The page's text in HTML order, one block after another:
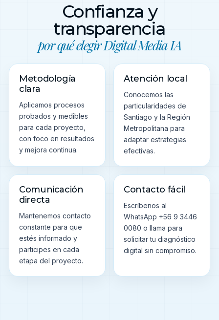
Confianza y
transparencia
por qué elegir Digital Media IA
Metodología
clara
Aplicamos procesos
probados y medibles
para cada proyecto,
con foco en resultados
y mejora continua.
Atención local
Conocemos las
particularidades de
Santiago y la Región
Metropolitana para
adaptar estrategias
efectivas.
Comunicación
directa
Mantenemos contacto
constante para que
estés informado y
participes en cada
etapa del proyecto.
Contacto fácil
Escríbenos al
WhatsApp +56 9 3446
0080 o llama para
solicitar tu diagnóstico
digital sin compromiso.